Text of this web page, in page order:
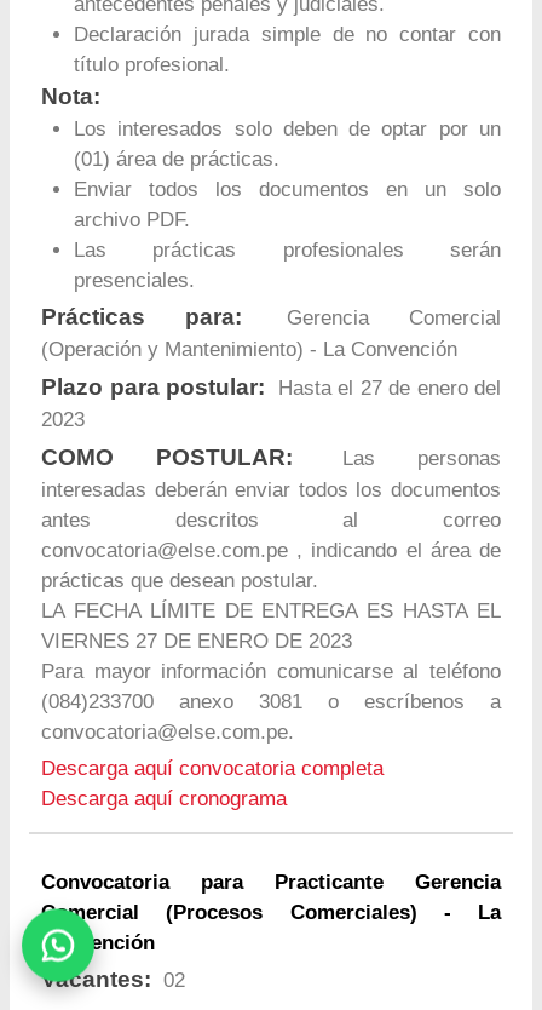
Declaración jurada simple de no contar con
título profesional.
Nota:
Los interesados solo deben de optar por un
(01) área de prácticas.
Enviar todos los documentos en un solo
archivo PDF.
Las prácticas profesionales serán
presenciales.
Prácticas para:
Gerencia Comercial
(Operación y Mantenimiento) - La Convención
Plazo para postular:
Hasta el 27 de enero del
2023
COMO POSTULAR:
Las personas
interesadas deberán enviar todos los documentos
antes descritos al correo
convocatoria@else.com.pe , indicando el área de
prácticas que desean postular.
LA FECHA LÍMITE DE ENTREGA ES HASTA EL
VIERNES 27 DE ENERO DE 2023
Para mayor información comunicarse al teléfono
(084)233700 anexo 3081 o escríbenos a
convocatoria@else.com.pe.
Descarga aquí convocatoria completa
Descarga aquí cronograma
Convocatoria para Practicante Gerencia
Comercial (Procesos Comerciales) - La
Convención
Vacantes: 02